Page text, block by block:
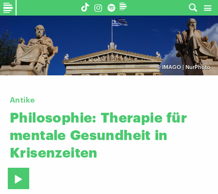
© IMAGO | NurPhoto
Antike
Philosophie: Therapie für
mentale Gesundheit in
Krisenzeiten